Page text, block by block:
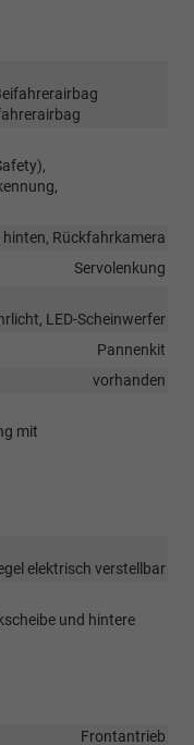
Rückfahrkamera
Servolenkung
LED-Scheinwerfer
Pannenkit
vorhanden
mit
elektrisch verstellbar
und hintere
Frontantrieb